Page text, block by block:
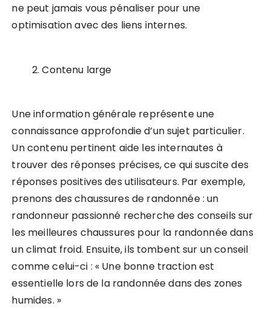
ne peut jamais vous pénaliser pour une
optimisation avec des liens internes.
Contenu large
Une information générale représente une
connaissance approfondie d’un sujet particulier.
Un contenu pertinent aide les internautes à
trouver des réponses précises, ce qui suscite des
réponses positives des utilisateurs. Par exemple,
prenons des chaussures de randonnée : un
randonneur passionné recherche des conseils sur
les meilleures chaussures pour la randonnée dans
un climat froid. Ensuite, ils tombent sur un conseil
comme celui-ci : « Une bonne traction est
essentielle lors de la randonnée dans des zones
humides. »